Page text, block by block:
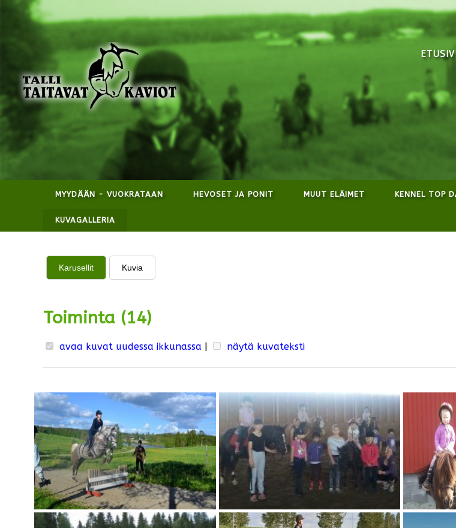
MYYDÄÄN - VUOKRATAAN HEVOSET JA PONIT MUUT ELÄIMET KENNEL TOP
KUVAGALLERIA
Karusellit Kuvia
Toiminta (14)
avaa kuvat uudessa ikkunassa | näytä kuvateksti